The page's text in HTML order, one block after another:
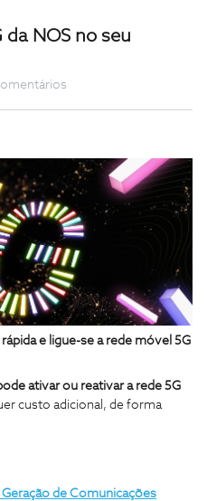
da NOS no seu
e ligue-se a rede móvel 5G
ativar ou reativar a rede 5G
custo adicional, de forma
Geração de Comunicações